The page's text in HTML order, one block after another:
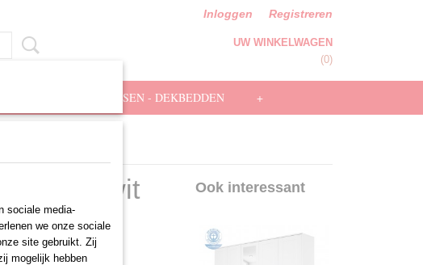
Inloggen Registreren
UW WINKELWAGEN
(0)
HOOFDKUSSEN - DEKBEDDEN +
Swiss wit Ook interessant
sociale media-
we onze sociale
site gebruikt. Zij
mogelijk hebben